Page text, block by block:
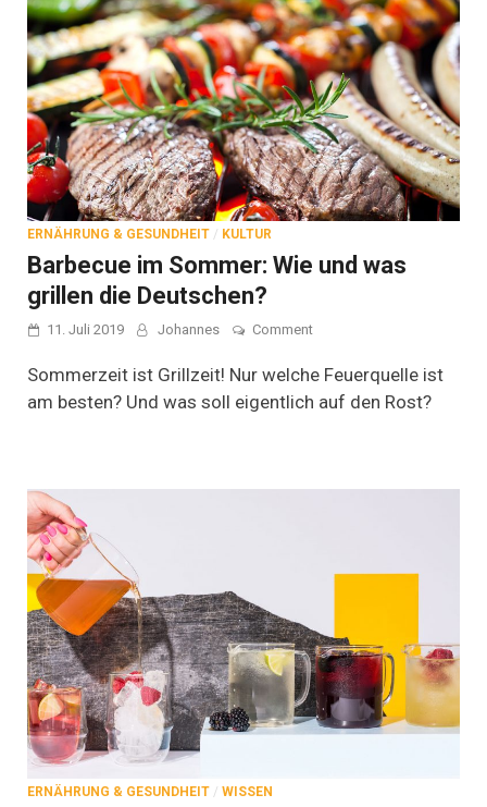
ERNÄHRUNG & GESUNDHEIT / KULTUR
Barbecue im Sommer: Wie und was
grillen die Deutschen?
11. Juli 2019 Johannes Commenton
im
Wie
die
Sommerzeit ist Grillzeit! Nur welche Feuerquelle ist
am besten? Und was soll eigentlich auf den Rost?
ERNÄHRUNG & GESUNDHEIT / WISSEN